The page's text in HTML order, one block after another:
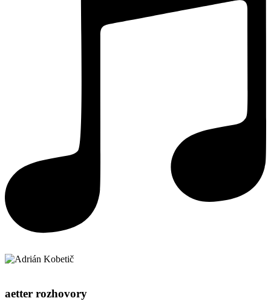
aetter rozhovory